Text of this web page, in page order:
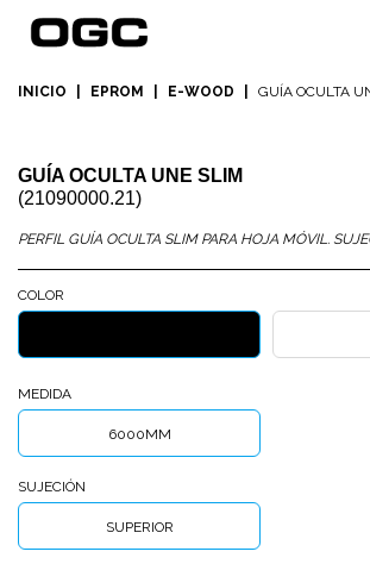
INICIO EPROM E-WOOD GUÍA OCULTA
GUÍA OCULTA UNE SLIM
(21090000.21)
PERFIL GUÍA OCULTA SLIM PARA HOJA MÓVIL.
COLOR
MATE
MEDIDA
6000MM
SUJECIÓN
SUPERIOR